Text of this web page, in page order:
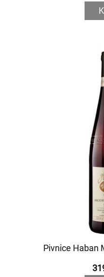
Pivnice Haban